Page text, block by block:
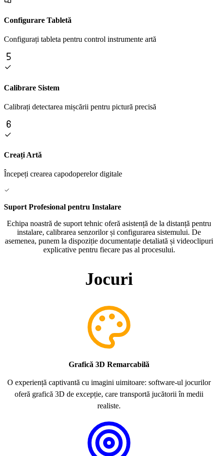
Configurare Tabletă
Configurați tableta pentru control instrumente artă
Calibrare Sistem
Calibrați detectarea mișcării pentru pictură precisă
Creați Artă
Începeți crearea capodoperelor digitale
Suport Profesional pentru Instalare
Echipa noastră de suport tehnic oferă asistență de la distanță pentru
instalare, calibrarea senzorilor și configurarea sistemului. De
asemenea, punem la dispoziție documentație detaliată și videoclipuri
explicative pentru fiecare pas al procesului.
Jocuri
Grafică 3D Remarcabilă
O experiență captivantă cu imagini uimitoare: software-ul jocurilor
oferă grafică 3D de excepție, care transportă jucătorii în medii
realiste.